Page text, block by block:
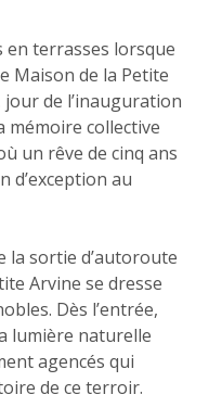
en terrasses lorsque
Maison de la Petite
jour de l’inauguration
mémoire collective
un rêve de cinq ans
d’exception au
la sortie d’autoroute
Arvine se dresse
Dès l’entrée,
lumière naturelle
agencés qui
de ce terroir.